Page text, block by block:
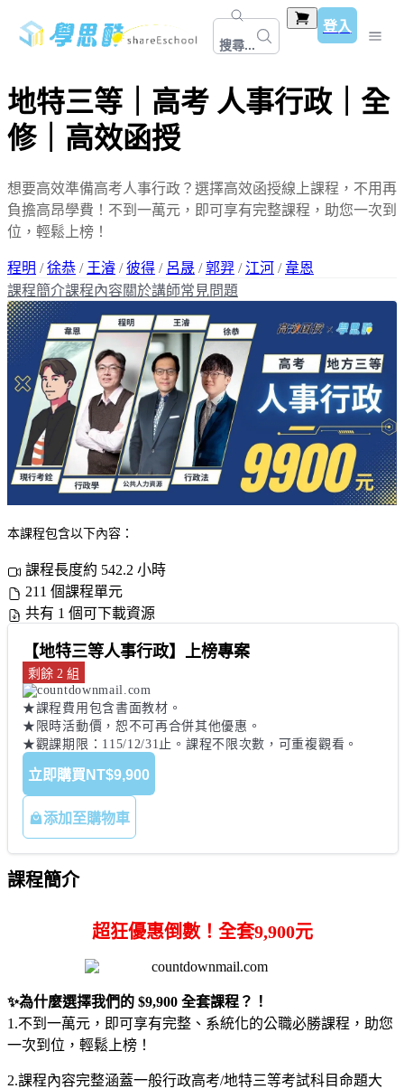
搜尋...
登入
地特三等｜高考 人事行政｜全
修｜高效函授
想要高效準備高考人事行政？選擇高效函授線上課程，不用再
負擔高昂學費！不到一萬元，即可享有完整課程，助您一次到
位，輕鬆上榜！
程明 /徐恭 / 王濬 /彼得 / 呂晟 /郭羿 / 江河 / 韋恩
課程簡介課程內容關於講師常見問題
本課程包含以下內容：
課程長度約 542.2 小時
211 個課程單元
共有 1 個可下載資源
【地特三等人事行政】上榜專案
剩餘 2 組
★課程費用包含書面教材。
★限時活動價，恕不可再合併其他優惠。
★觀課期限：115/12/31止。課程不限次數，可重複觀看。
立即購買 NT$9,900
添加至購物車
課程簡介
超狂優惠倒數！全套9,900元
✨為什麼選擇我們的 $9,900 全套課程？！
1.不到一萬元，即可享有完整、系統化的公職必勝課程，助您
一次到位，輕鬆上榜！
2.課程內容完整涵蓋一般行政高考/地特三等考試科目命題大